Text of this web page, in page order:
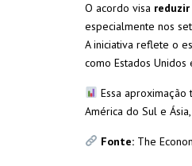
O acordo visa
especialmente nos
A iniciativa reflete o
como Estados Unidos
Essa
América do Sul e
Fonte: The